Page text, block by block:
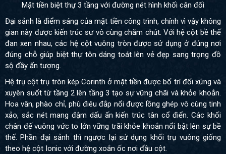
Mặt tiền biệt thự 3 tầng với đường nét hình khối cân đối
Đại sảnh là điểm sáng của mặt tiền công trình, chính vì vậy không
gian này được kiến trúc sư vô cùng chăm chút. Với hệ cột bề thế
đan xen nhau, các hệ cột vuông tròn được sử dụng ở đúng nơi
đúng chỗ giúp biệt thự tôn dáng toát lên vẻ đẹp sang trọng đồ
sộ đầy ấn tượng.
Hệ trụ cột trụ tròn kép Corinth ở mặt tiền được bố trí đối xứng và
xuyên suốt từ tầng 2 lên tầng 3 tạo sự vững chãi và khỏe khoắn.
Hoa văn, phào chỉ, phù điêu đắp nổi được lồng ghép vô cùng tinh
xảo, sắc nét mang đậm dấu ấn kiến trúc tân cổ điển. Các khối
chân đế vuông vức to lớn vững trãi khỏe khoắn nổi bật lên sự bề
thế. Phần đại sảnh thì ngược lại sử dụng khối trụ vuông giống
theo hệ cột Ionic với đường xoắn ốc nơi đầu cột.